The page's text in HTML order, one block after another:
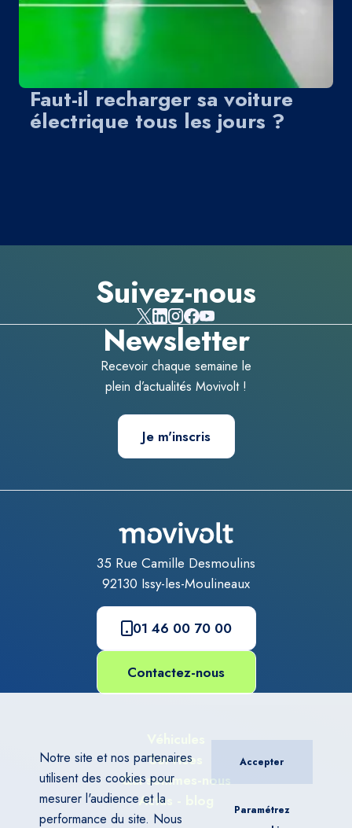
Faut-il recharger sa voiture
électrique tous les jours ?
Suivez-nous
Newsletter
Recevoir chaque semaine le
plein d’actualités Movivolt !
Je m'inscris
35 Rue Camille Desmoulins
92130 Issy-les-Moulineaux
01 46 00 70 00
Contactez-nous
Services
Qui sommes-nous
Actus - blog
Notre site et nos partenaires
utilisent des cookies pour
mesurer l'audience et la
performance du site. Nous
Accepter
Paramétrez